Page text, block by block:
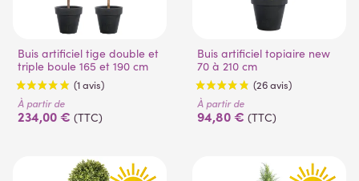
Buis artificiel tige double et
triple boule 165 et 190 cm
À partir de
234,00 € (TTC)
Buis artificiel topiaire new
70 à 210 cm
À partir de
94,80 € (TTC)